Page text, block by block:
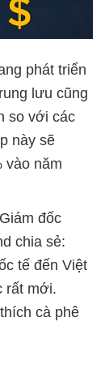
phát triển
lưu cũng
so với các
này sẽ
vào năm
đốc
chia sẻ:
tế đến Việt
rất mới.
cà phê